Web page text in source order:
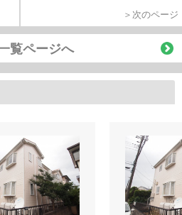
＞次のページ
覧ページへ